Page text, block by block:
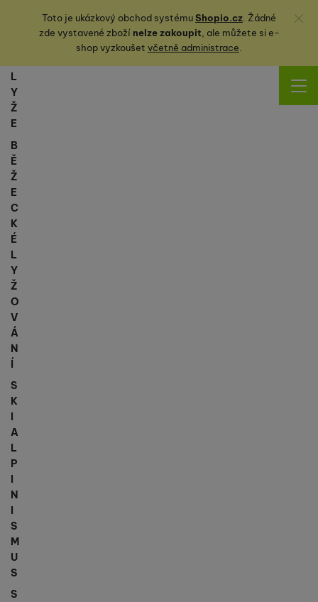
Toto je ukázkový obchod systémuShopio.cz. Žádné
zde vystavené zbožínelze zakoupit, ale můžete sie-
shop vyzkoušet včetně administrace.
Zavřít
L
Y
Ž
E
B
Ě
Ž
E
C
K
É
L
Y
Ž
O
V
Á
N
Í
S
K
I
A
L
P
I
N
I
S
M
U
S
S